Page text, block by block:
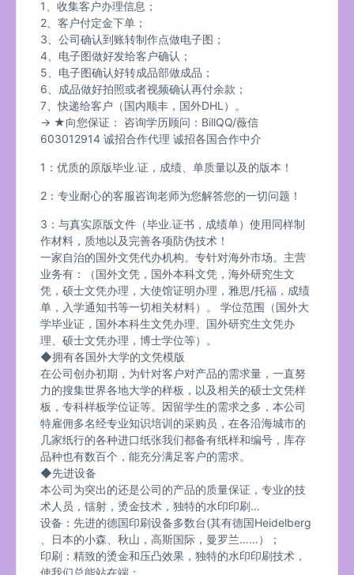
1、收集客户办理信息；
2、客户付定金下单；
3、公司确认到账转制作点做电子图；
4、电子图做好发给客户确认；
5、电子图确认好转成品部做成品；
6、成品做好拍照或者视频确认再付余款；
7、快递给客户（国内顺丰，国外DHL）。
→ ★向您保证： 咨询学历顾问：BillQQ/薇信
603012914 诚招合作代理 诚招各国合作中介
1：优质的原版毕业.证，成绩、单质量以及的版本！
2：专业耐心的客服咨询老师为您解答您的一切问题！
3：与真实原版文件（毕业.证书，成绩单）使用同样制
作材料，质地以及完善各项防伪技术！
一家自治的国外文凭代办机构。专针对海外市场。主营
业务有：（国外文凭，国外本科文凭，海外研究生文
凭，硕士文凭办理，大使馆证明办理，雅思/托福，成绩
单，入学通知书等一切相关材料）。 学位范围（国外大
学毕业证，国外本科生文凭办理、国外研究生文凭办
理、硕士文凭办理，博士学位等）。
◆拥有各国外大学的文凭模版
在公司创办初期，为针对客户对产品的需求量，一直努
力的搜集世界各地大学的样板，以及相关的硕士文凭样
板，专科样板学位证等。因留学生的需求之多，本公司
特雇佣多名经专业知识培训的采购员，在各沿海城市的
几家纸行的各种进口纸张我们都备有纸样和编号，库存
品种也有数百个，能充分满足客户的需求。
◆先进设备
本公司为突出的还是公司的产品的质量保证，专业的技
术人员，镭射，烫金技术，独特的水印印刷…
设备：先进的德国印刷设备多数台(其有德国Heidelberg
、日本的小森、秋山，高斯国际，曼罗兰……）；
印刷：精致的烫金和压凸效果，独特的水印印刷技术，
使我们总能站在端；